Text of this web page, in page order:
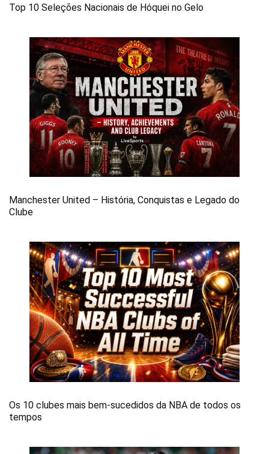
Top 10 Seleções Nacionais de Hóquei no Gelo
Manchester United – História, Conquistas e Legado do
Clube
Os 10 clubes mais bem-sucedidos da NBA de todos os
tempos